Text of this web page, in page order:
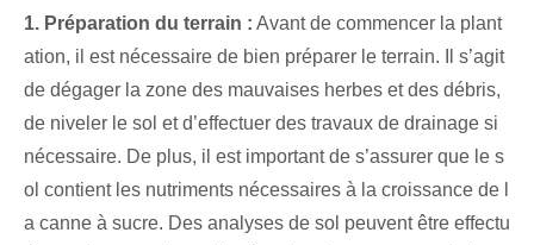
1. Préparation du terrain : Avant de commencer la plant
ation, il est nécessaire de bien préparer le terrain. Il s’agit
de dégager la zone des mauvaises herbes et des débris,
de niveler le sol et d’effectuer des travaux de drainage si
nécessaire. De plus, il est important de s’assurer que le s
ol contient les nutriments nécessaires à la croissance de l
a canne à sucre. Des analyses de sol peuvent être effectu